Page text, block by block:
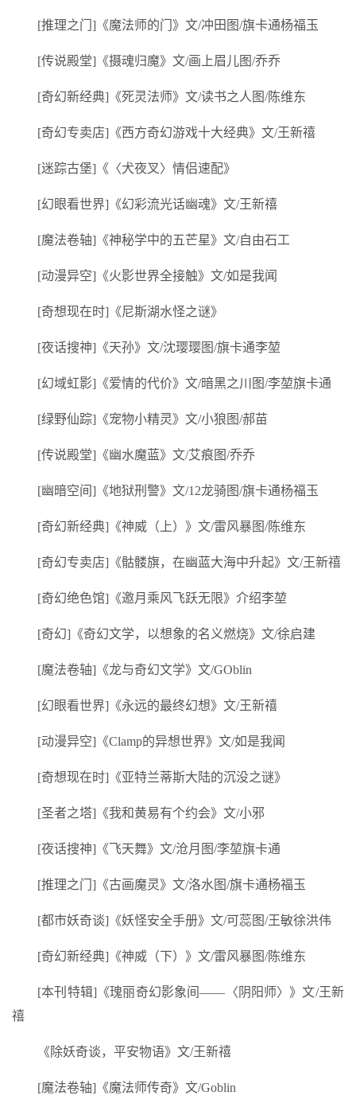
[推理之门]《魔法师的门》文/冲田图/旗卡通杨福玉
[传说殿堂]《摄魂归魔》文/画上眉儿图/乔乔
[奇幻新经典]《死灵法师》文/读书之人图/陈维东
[奇幻专卖店]《西方奇幻游戏十大经典》文/王新禧
[迷踪古堡]《〈犬夜叉〉情侣速配》
[幻眼看世界]《幻彩流光话幽魂》文/王新禧
[魔法卷轴]《神秘学中的五芒星》文/自由石工
[动漫异空]《火影世界全接触》文/如是我闻
[奇想现在时]《尼斯湖水怪之谜》
[夜话搜神]《天孙》文/沈璎璎图/旗卡通李堃
[幻域虹影]《爱情的代价》文/暗黑之川图/李堃旗卡通
[绿野仙踪]《宠物小精灵》文/小狼图/郝苗
[传说殿堂]《幽水魔蓝》文/艾痕图/乔乔
[幽暗空间]《地狱刑警》文/12龙骑图/旗卡通杨福玉
[奇幻新经典]《神威（上）》文/雷风暴图/陈维东
[奇幻专卖店]《骷髅旗，在幽蓝大海中升起》文/王新禧
[奇幻绝色馆]《邀月乘风飞跃无限》介绍李堃
[奇幻]《奇幻文学，以想象的名义燃烧》文/徐启建
[魔法卷轴]《龙与奇幻文学》文/GOblin
[幻眼看世界]《永远的最终幻想》文/王新禧
[动漫异空]《Clamp的异想世界》文/如是我闻
[奇想现在时]《亚特兰蒂斯大陆的沉没之谜》
[圣者之塔]《我和黄易有个约会》文/小邪
[夜话搜神]《飞天舞》文/沧月图/李堃旗卡通
[推理之门]《古画魔灵》文/洛水图/旗卡通杨福玉
[都市妖奇谈]《妖怪安全手册》文/可蕊图/王敏徐洪伟
[奇幻新经典]《神威（下）》文/雷风暴图/陈维东
[本刊特辑]《瑰丽奇幻影象间——〈阴阳师〉》文/王新
禧
《除妖奇谈，平安物语》文/王新禧
[魔法卷轴]《魔法师传奇》文/Goblin